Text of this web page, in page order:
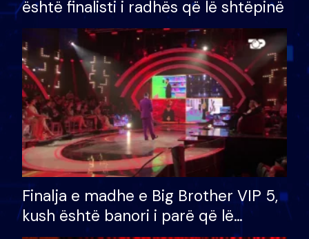
është finalisti i radhës që lë shtëpinë
Finalja e madhe e Big Brother VIP 5,
kush është banori i parë që lë